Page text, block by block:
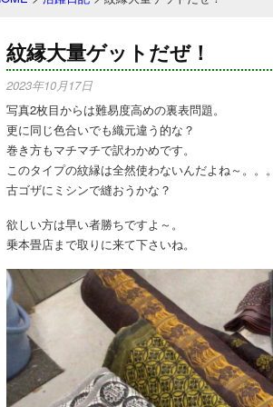
紋縁大量ゲットだぜ！
2023年10月17日
写真2枚目からは難易度高めの裏表問題。
更に同じ色合いでも織元違う的な？
巻き方もマチマチで訳わかめです。
このタイプの紋縁は全然使わないんだよね～。。
古ゴザにミシンで縫おうかな？
欲しい方は早い者勝ちですよ～。
乗本畳店まで取りに来て下さいね。